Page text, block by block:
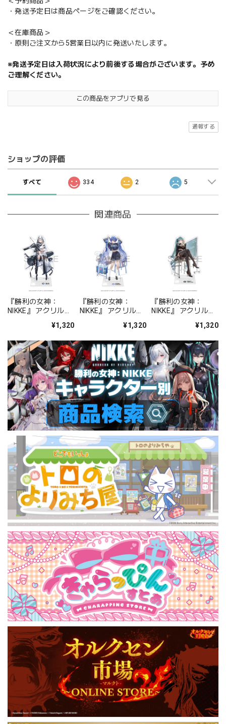
・発送予定日は商品ページをご確認ください。
＜在庫商品＞
・原則ご注文から5営業日以内に発送いたします。
※発送予定日は入荷状況により前後する場合がございます。予め
ご理解ください。
この商品をアプリで見る
通報する
ショップの評価
すべて 334 2 5
関連商品
『勝利の女神：
NIKKE』 アクリルス
¥1,320
『勝利の女神：
NIKKE』 アクリルス
ォーチュンメイト
¥1,320
『勝利の女神：
NIKKE』 アクリルス
シャープレッスン
¥1,320